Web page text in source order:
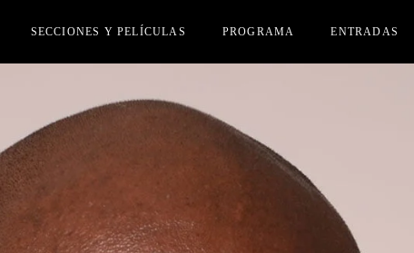
SECCIONES Y PELÍCULAS
SECCIÓN OFICIAL
ACTIVIDADES PARALELAS
PROGRAMA ENTRADAS